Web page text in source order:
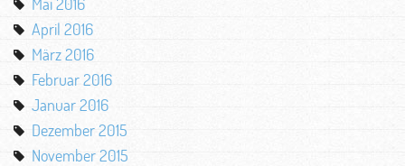
April 2016
März 2016
Februar 2016
Januar 2016
Dezember 2015
November 2015